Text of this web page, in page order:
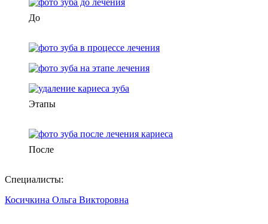
До
Этапы
После
Специалисты:
Косичкина Ольга Викторовна